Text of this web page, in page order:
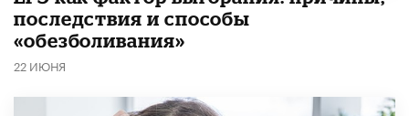
последствия и способы
«обезболивания»
22 ИЮНЯ